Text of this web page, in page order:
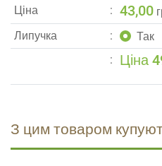
Ціна
43,00
Липучка
Так
Ціна
З цим товаром